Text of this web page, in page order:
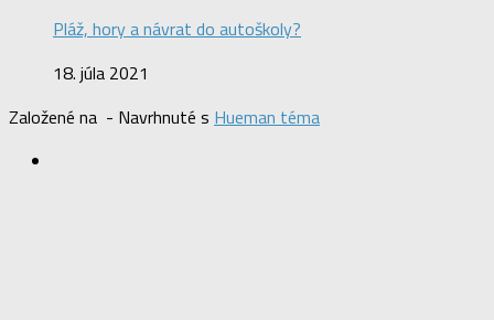
Pláž, hory a návrat do autoškoly?
18. júla 2021
Založené na - Navrhnuté s Hueman téma